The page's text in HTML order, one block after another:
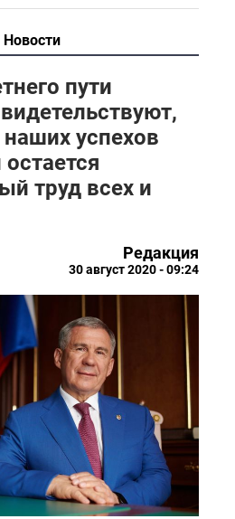
Новости
пути
успехов
труд всех и
Редакция
30 август 2020 - 09:24